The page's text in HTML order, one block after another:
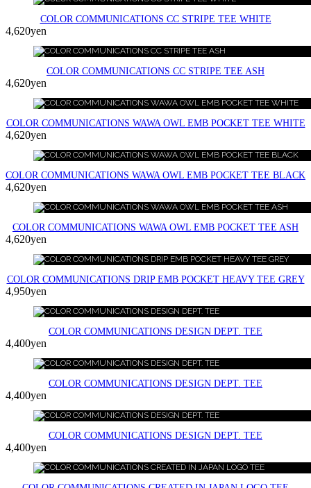
COLOR COMMUNICATIONS CC STRIPE TEE WHITE
4,620yen
COLOR COMMUNICATIONS CC STRIPE TEE ASH
4,620yen
COLOR COMMUNICATIONS WAWA OWL EMB POCKET TEE WHITE
4,620yen
COLOR COMMUNICATIONS WAWA OWL EMB POCKET TEE BLACK
4,620yen
COLOR COMMUNICATIONS WAWA OWL EMB POCKET TEE ASH
4,620yen
COLOR COMMUNICATIONS DRIP EMB POCKET HEAVY TEE GREY
4,950yen
COLOR COMMUNICATIONS DESIGN DEPT. TEE
4,400yen
COLOR COMMUNICATIONS DESIGN DEPT. TEE
4,400yen
COLOR COMMUNICATIONS DESIGN DEPT. TEE
4,400yen